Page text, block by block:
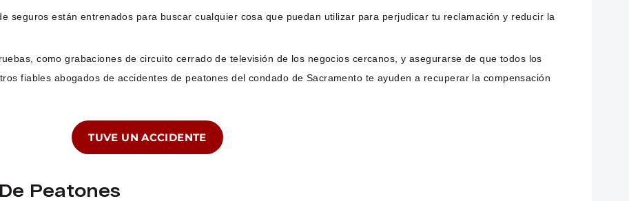
seguros están entrenados para buscar cualquier cosa que puedan utilizar para perjudicar tu reclamación y reducir la
como grabaciones de circuito cerrado de televisión de los negocios cercanos, y asegurarse de que todos los
fiables abogados de accidentes de peatones del condado de Sacramento te ayuden a recuperar la compensación
TUVE UN ACCIDENTE
Peatones